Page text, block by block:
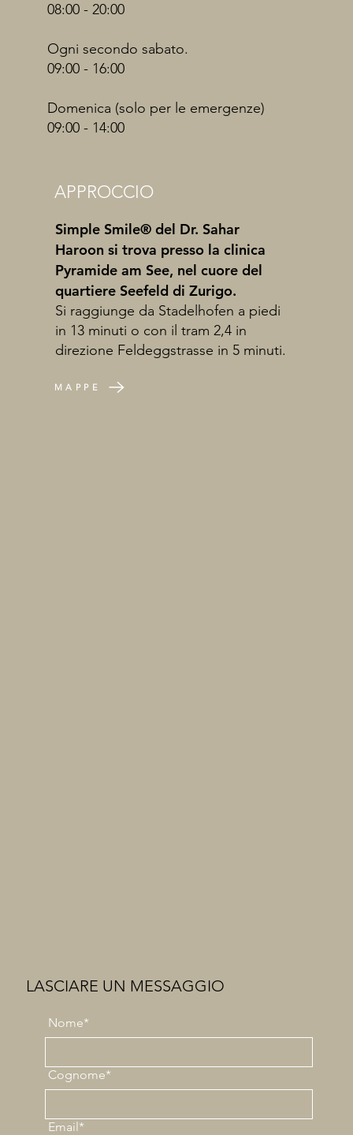
08:00 - 20:00
Ogni secondo sabato.
09:00 - 16:00
Domenica (solo per le emergenze)
09:00 - 14:00
LASCIARE UN MESSAGGIO
Nome*
Cognome*
Email*
APPROCCIO
Simple Smile® del Dr. Sahar
Haroon si trova presso la clinica
Pyramide am See, nel cuore del
quartiere Seefeld di Zurigo.
Si raggiunge da Stadelhofen a piedi
in 13 minuti o con il tram 2,4 in
direzione Feldeggstrasse in 5 minuti.
MAPPE